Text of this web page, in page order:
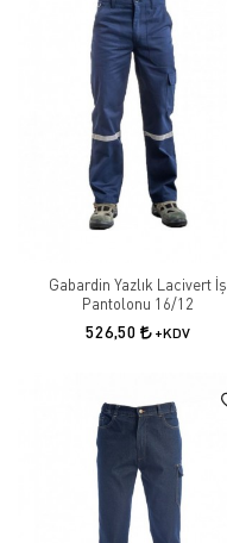
Gabardin Yazlık Lacivert İş
Pantolonu 16/12
526,50 +KDV